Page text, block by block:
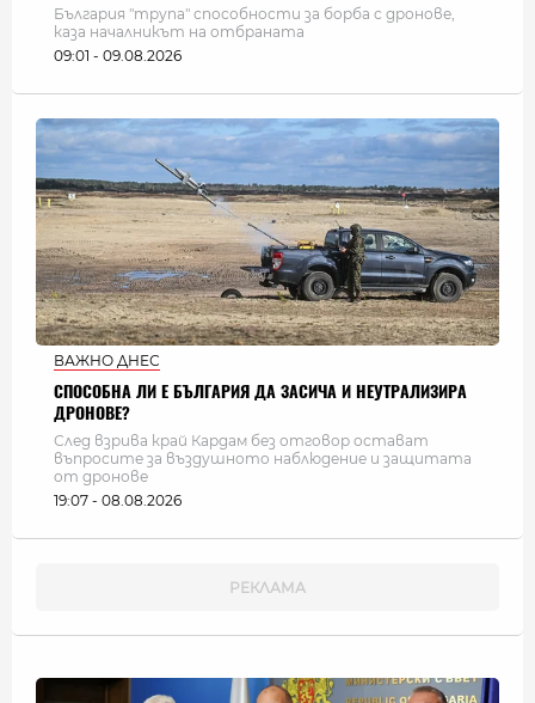
България "трупа" способности за борба с дронове,
каза началникът на отбраната
09:01 - 09.08.2026
ВАЖНО ДНЕС
СПОСОБНА ЛИ Е БЪЛГАРИЯ ДА ЗАСИЧА И НЕУТРАЛИЗИРА
ДРОНОВЕ?
След взрива край Кардам без отговор остават
въпросите за въздушното наблюдение и защитата
от дронове
19:07 - 08.08.2026